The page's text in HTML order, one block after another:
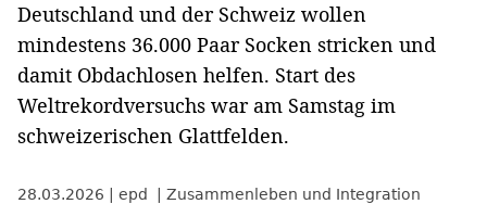
Deutschland und der Schweiz wollen
mindestens 36.000 Paar Socken stricken und
damit Obdachlosen helfen. Start des
Weltrekordversuchs war am Samstag im
schweizerischen Glattfelden.
28.03.2026 epd Zusammenleben und Integration